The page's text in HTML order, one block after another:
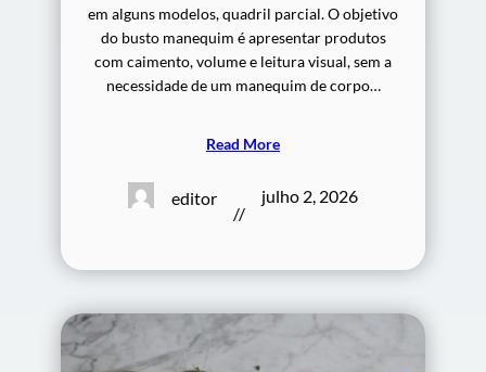
em alguns modelos, quadril parcial. O objetivo
do busto manequim é apresentar produtos
com caimento, volume e leitura visual, sem a
necessidade de um manequim de corpo…
Read More
editor
//
julho 2, 2026